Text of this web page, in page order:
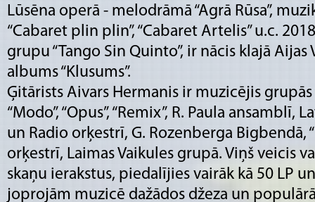
Lūsēna operā - melodrāmā “Agrā Rūsa”,
“Cabaret plin plin”, “Cabaret Artelis” u.c.
grupu “Tango Sin Quinto”, ir nācis klajā
albums “Klusums”.
Ģitārists Aivars Hermanis ir muzicējis grupās
“Modo”, “Opus”, “Remix”, R. Paula ansamblī,
un Radio orķestrī, G. Rozenberga Bigbendā,
orķestrī, Laimas Vaikules grupā. Viņš veicis
skaņu ierakstus, piedalījies vairāk kā 50 LP
joprojām muzicē dažādos džeza un